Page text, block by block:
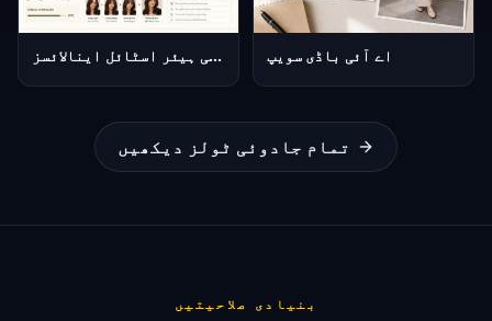
اے آئی ہیئر اسٹائل اینالائسز اے آئی باڈی سویپ
تمام جادوئی ٹولز دیکھیں
بنیادی صلاحیتیں